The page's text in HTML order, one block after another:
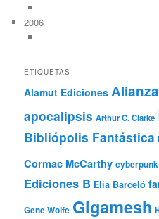
2006
ETIQUETAS
Alamut Ediciones
apocalipsis Arthur C. Clarke
Bibliópolis Fantástica
Cormac McCarthy cyberpunk
Ediciones B Elia Barceló
Gene Wolfe Gigamesh